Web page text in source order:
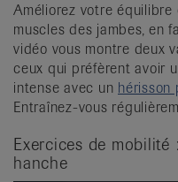
Améliorez votre
muscles des jambes, en
vidéo vous montre deux
ceux qui préfèrent avoir
intense avec un hérisson
Entraînez-vous
Exercices de mobilité
hanche